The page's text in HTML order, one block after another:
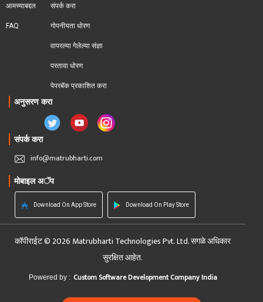
आमच्याबद्दल
FAQ
संपर्क करा
गोपनीयता धोरण
वापरल्या गेलेल्या संज्ञा
परतावा धोरण
पेपरबॅक प्रकाशित करा
अनुसरण करा
संपर्क करा
info@matrubharti.com
मोबाइल अॅप
Download On App Store Download On Play Store
कॉपीराईट © 2026 Matrubharti Technologies Pvt. Ltd. सगळे अधिकार
सुरक्षित आहेत.
Powered by : Custom Software Development Company India